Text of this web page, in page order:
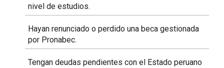
nivel de estudios.
Hayan renunciado o perdido una beca gestionada
por Pronabec.
Tengan deudas pendientes con el Estado peruano